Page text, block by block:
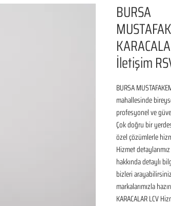
BURSA
İletişim
BURSA
mahallesinde
profesyonel ve
Çok doğru bir
özel çözümlerle
Hizmet
hakkında detaylı
bizleri
markalarımızla
KARACALAR LCV